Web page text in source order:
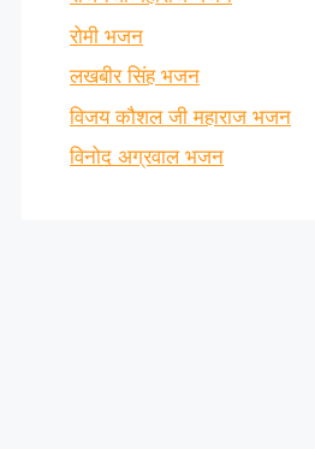
रोमी भजन
लखबीर सिंह भजन
विजय कौशल जी महाराज भजन
विनोद अग्रवाल भजन